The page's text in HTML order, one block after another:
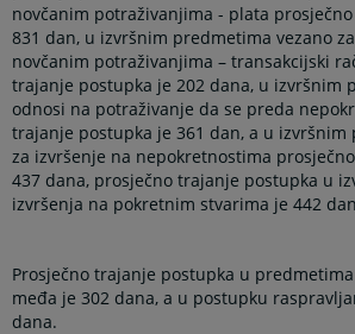
novčanim potraživanjima - plata
831 dan, u izvršnim predmetima vezano
novčanim potraživanjima – transakcijski
trajanje postupka je 202 dana, u izvršnim
odnosi na potraživanje da se preda
trajanje postupka je 361 dan, a u izvršnim
za izvršenje na nepokretnostima
437 dana, prosječno trajanje postupka u
izvršenja na pokretnim stvarima je 442
Prosječno trajanje postupka u
međa je 302 dana, a u postupku
dana.